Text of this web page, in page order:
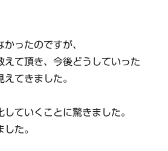
ったのですが、
えて頂き、今後どうしていった
てきました。
ていくことに驚きました。
た。